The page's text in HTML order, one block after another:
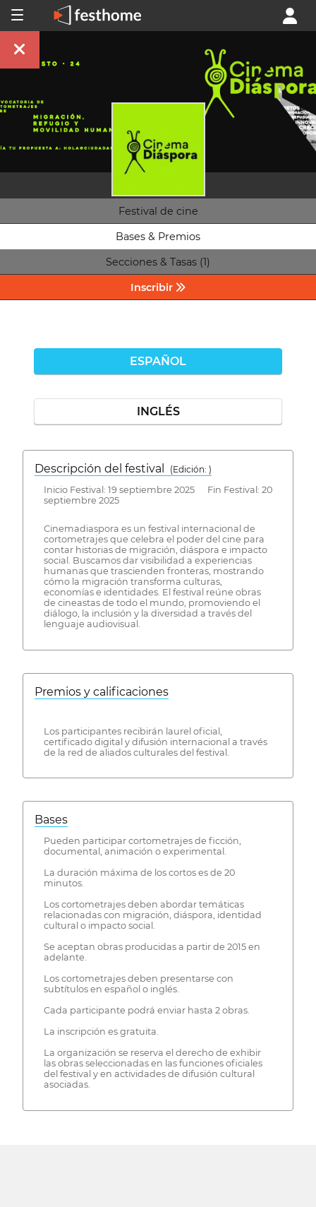
Festival de cine
Bases & Premios
Secciones & Tasas (1)
Inscribir
ESPAÑOL
INGLÉS
Descripción del festival
( Edición: )
Inicio Festival: 19 septiembre 2025 Fin Festival: 20
septiembre 2025
Cinemadiaspora es un festival internacional de
cortometrajes que celebra el poder del cine para
contar historias de migración, diáspora e impacto
social. Buscamos dar visibilidad a experiencias
humanas que trascienden fronteras, mostrando
cómo la migración transforma culturas,
economías e identidades. El festival reúne obras
de cineastas de todo el mundo, promoviendo el
diálogo, la inclusión y la diversidad a través del
lenguaje audiovisual.
Premios y calificaciones
Los participantes recibirán laurel oficial,
certificado digital y difusión internacional a través
de la red de aliados culturales del festival.
Bases
Pueden participar cortometrajes de ficción,
documental, animación o experimental.
La duración máxima de los cortos es de 20
minutos.
Los cortometrajes deben abordar temáticas
relacionadas con migración, diáspora, identidad
cultural o impacto social.
Se aceptan obras producidas a partir de 2015 en
adelante.
Los cortometrajes deben presentarse con
subtítulos en español o inglés.
Cada participante podrá enviar hasta 2 obras.
La inscripción es gratuita.
La organización se reserva el derecho de exhibir
las obras seleccionadas en las funciones oficiales
del festival y en actividades de difusión cultural
asociadas.